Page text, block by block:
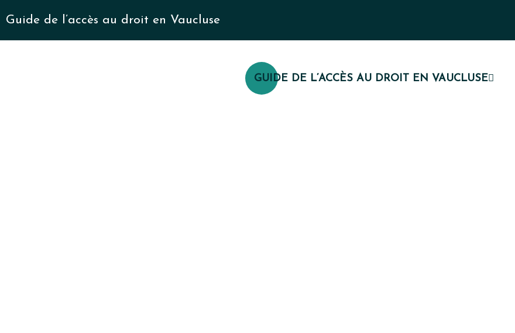
Guide de l’accès au droit en Vaucluse
GUIDE DE L’ACCÈS AU DROIT EN VAUCLUSE